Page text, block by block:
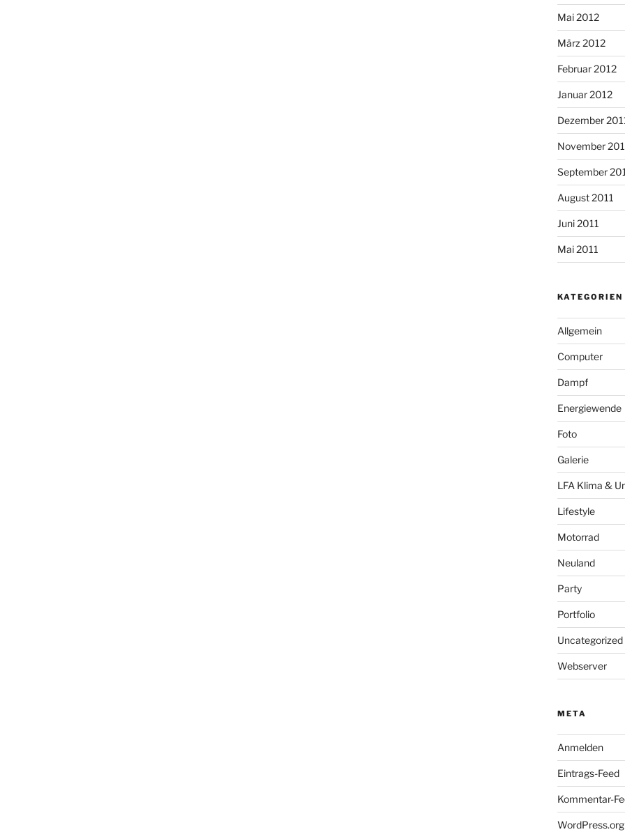
Mai 2012
März 2012
Februar 2012
Januar 2012
Dezember
November
September
August 2011
Juni 2011
Mai 2011
KATEGORIEN
Allgemein
Computer
Dampf
Energiewende
Foto
Galerie
LFA Klima &
Lifestyle
Motorrad
Neuland
Party
Portfolio
Uncategorized
Webserver
META
Anmelden
Eintrags-Feed
Kommentar-
WordPress.org